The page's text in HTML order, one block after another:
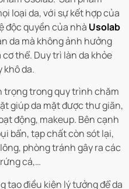
loại da, với sự kết hợp của
độc quyền của nhà Usolab
da mà không ảnh hưởng
thể. Duy trì làn da khỏe
khô da.
trọng trong quy trình chăm
giúp da mặt được thư giãn,
động, makeup. Bên cạnh
bẩn, tạp chất còn sót lại,
phòng tránh gây ra các
cá,…
tạo điều kiện lý tưởng để da